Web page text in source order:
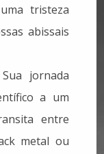
tristeza
abissais
jornada
a um
entre
metal ou